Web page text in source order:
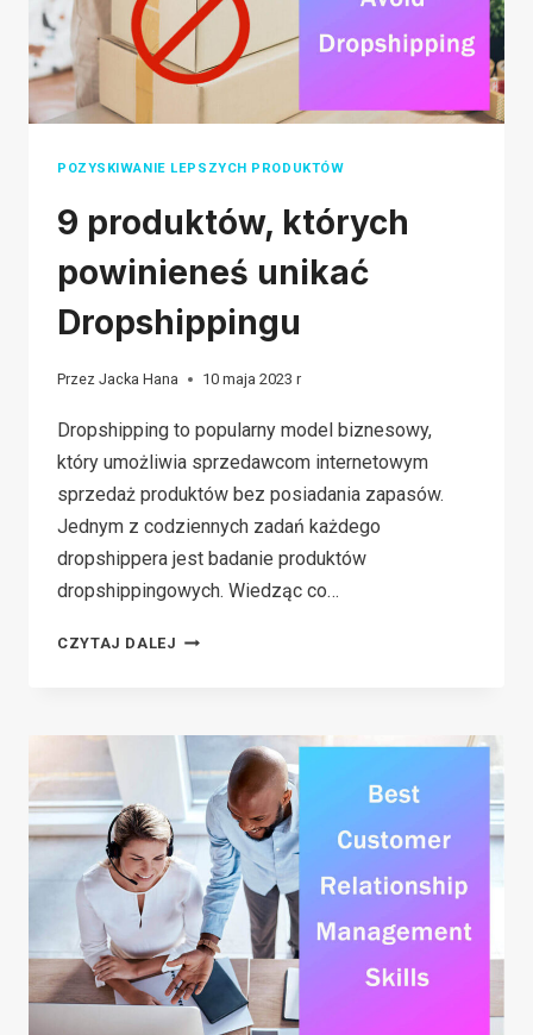
POZYSKIWANIE LEPSZYCH PRODUKTÓW
9 produktów, których
powinieneś unikać
Dropshippingu
Przez Jacka Hana 10 maja 2023 r
Dropshipping to popularny model biznesowy,
który umożliwia sprzedawcom internetowym
sprzedaż produktów bez posiadania zapasów.
Jednym z codziennych zadań każdego
dropshippera jest badanie produktów
dropshippingowych. Wiedząc co…
CZYTAJ DALEJ 9
POWINIENEŚ
UNIKAĆ
DROPSHIPPINGU